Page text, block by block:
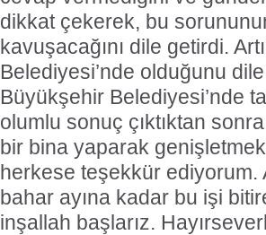
dikkat çekerek, bu
kavuşacağını dile getirdi.
Belediyesi’nde olduğunu
Büyükşehir Belediyesi’nde
olumlu sonuç çıktıktan
bir bina yaparak
herkese teşekkür
bahar ayına kadar bu işi
inşallah başlarız.